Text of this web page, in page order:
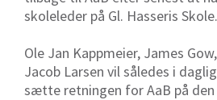
skoleleder på Gl. Hasseris Skole.
Ole Jan Kappmeier, James
Jacob Larsen vil således i
sætte retningen for AaB på